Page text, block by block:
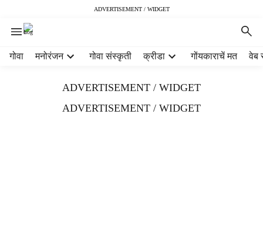
ADVERTISEMENT / WIDGET
गोवा मनोरंजन गोवा संस्कृती क्रीडा गोंयकाराचें मत वेब
ADVERTISEMENT / WIDGET
ADVERTISEMENT / WIDGET